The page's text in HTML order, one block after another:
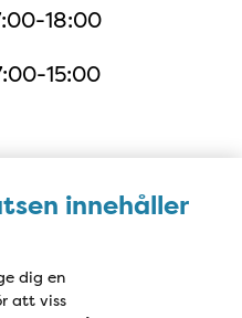
innehåller
dig en
att viss
18:00
15:00